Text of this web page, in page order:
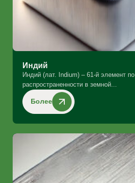
Индий
Индий (лат. Indium) – 61-й элемент по
распространенности в земной...
Более